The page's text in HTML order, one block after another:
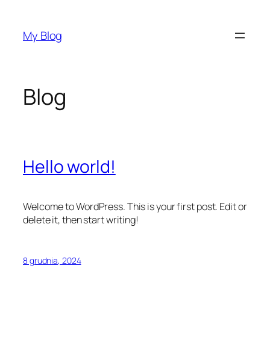
treściMy Blog
Blog
Hello world!
Welcome to WordPress. This is your first post. Edit or
delete it, then start writing!
8 grudnia, 2024